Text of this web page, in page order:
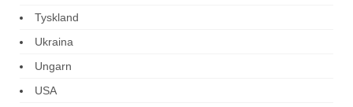
Tyskland
Ukraina
Ungarn
USA